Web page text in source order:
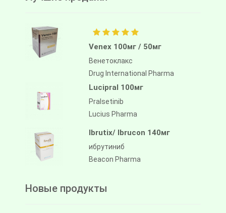
Venex 100мг / 50мг
Венетоклакс
Drug International Pharma
Lucipral 100мг
Pralsetinib
Lucius Pharma
Ibrutix/ Ibrucon 140мг
ибрутиниб
Beacon Pharma
Новые продукты